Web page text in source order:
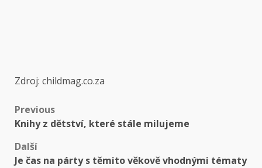
Zdroj: childmag.co.za
Post
navigation
Previous
Knihy z dětství, které stále milujeme
Další
Je čas na párty s těmito věkově vhodnými tématy